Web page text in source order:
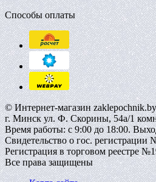
Способы оплаты
© Интернет-магазин
г. Минск ул. Ф. Скорины, 54а/1
Время работы: с 9:00 до 18:00.
Свидетельство о гос. регистрации
Регистрация в торговом реестре
Все права защищены